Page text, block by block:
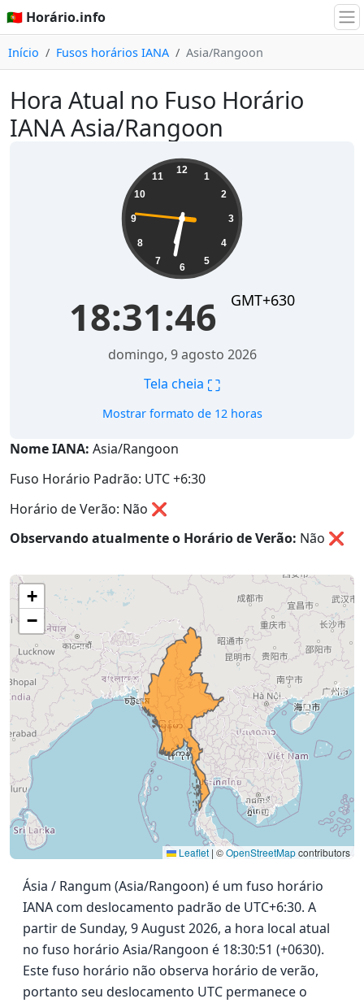
🇵🇹 Horário.info
Início Fusos horários IANA Asia/Rangoon
Hora Atual no Fuso Horário
IANA Asia/Rangoon
12
1
2
3
4
5
6
7
8
9
10
11
18:31:46 GMT+630
domingo, 9 agosto 2026
Tela cheia ⛶
Mostrar formato de 12 horas
Nome IANA: Asia/Rangoon
Fuso Horário Padrão: UTC +6:30
Horário de Verão: Não ❌
Observando atualmente o Horário de Verão: Não ❌
+
−
Leaflet | ©OpenStreetMapcontributors
Ásia / Rangum (Asia/Rangoon) é um fuso horário
IANA com deslocamento padrão de UTC+6:30. A
partir de Sunday, 9 August 2026, a hora local atual
no fuso horário Asia/Rangoon é 18:30:51 (+0630).
Este fuso horário não observa horário de verão,
portanto seu deslocamento UTC permanece o